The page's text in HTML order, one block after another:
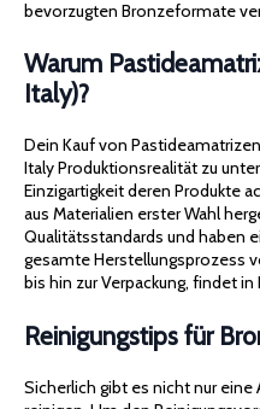
bevorzugten Bronzeformate
Warum
Italy)?
Dein Kauf von
Italy Produktionsrealität zu
Einzigartigkeit deren Produkte
aus Materialien erster Wahl
Qualitätsstandards und haben
gesamte Herstellungsprozess
bis hin zur Verpackung, findet
Reinigungstips für
Sicherlich gibt es nicht nur